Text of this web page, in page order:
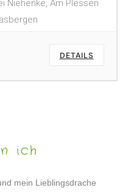
Niehenke, Am Plessen
DETAILS
ich
mein Lieblingsdrache